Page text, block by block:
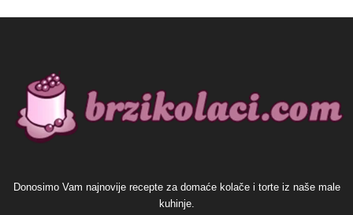
Donosimo Vam najnovije recepte za domaće kolače i torte iz naše male
kuhinje.